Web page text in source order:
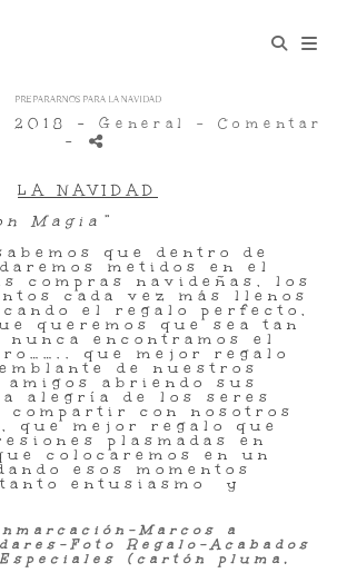
PREPARARNOS PARA LA NAVIDAD
2018 - General
- Comentar
-
LA NAVIDAD
Magia”
que dentro de
metidos en el
compras navideñas, los
cada vez más llenos
el regalo perfecto,
queremos que sea tan
nunca encontramos el
que mejor regalo
de nuestros
abriendo sus
alegría de los seres
compartir con nosotros
que mejor regalo que
plasmadas en
colocaremos en un
esos momentos
entusiasmo y
Marcos a
Foto Regalo-Acabados
(cartón pluma,